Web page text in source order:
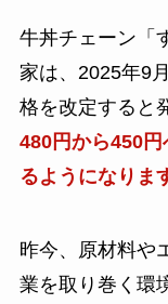
牛丼チェーン「
家は、2025年9
格を改定すると
480円から450
るようになりま
昨今、原材料や
業を取り巻く環